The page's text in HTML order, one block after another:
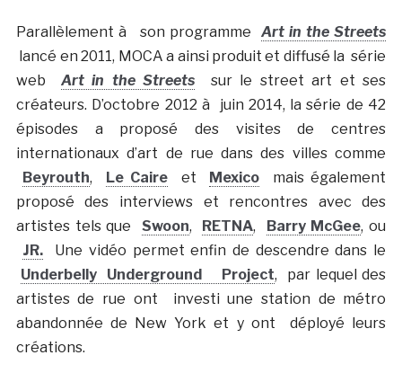
Parallèlement à son programme Art in the Streets
lancé en 2011, MOCA a ainsi produit et diffusé la série
web Art in the Streets sur le street art et ses
créateurs. D’octobre 2012 à juin 2014, la série de 42
épisodes a proposé des visites de centres
internationaux d’art de rue dans des villes comme
Beyrouth, Le Caire et Mexico mais également
proposé des interviews et rencontres avec des
artistes tels que Swoon, RETNA, Barry McGee, ou
JR.Une vidéo permet enfin de descendre dans le
Underbelly Underground Project, par lequel des
artistes de rue ont investi une station de métro
abandonnée de New York et y ont déployé leurs
créations.